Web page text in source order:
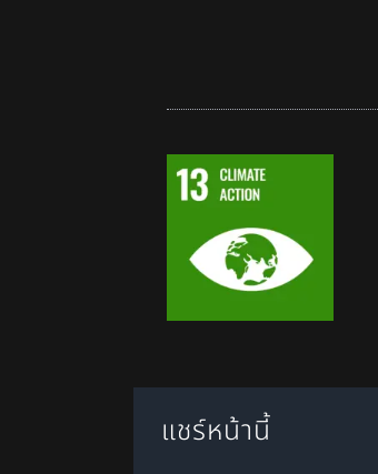
แชร์หน้านี้